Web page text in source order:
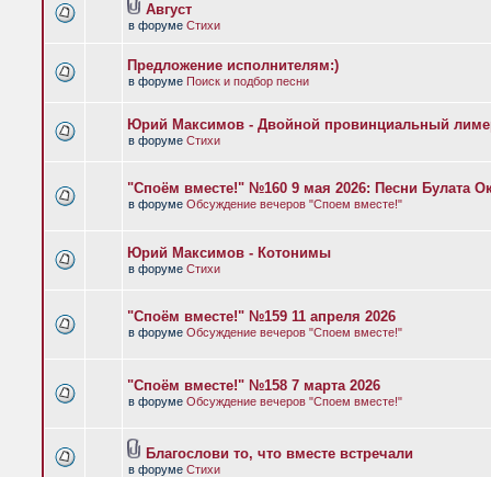
Август
в форуме Стихи
Предложение исполнителям:)
в форуме Поиск и подбор песни
Юрий Максимов - Двойной провинциальный
в форуме Стихи
"Споём вместе!" №160 9 мая 2026: Песни Булата
в форуме Обсуждение вечеров "Споем вместе!"
Юрий Максимов - Котонимы
в форуме Стихи
"Споём вместе!" №159 11 апреля 2026
в форуме Обсуждение вечеров "Споем вместе!"
"Споём вместе!" №158 7 марта 2026
в форуме Обсуждение вечеров "Споем вместе!"
Благослови то, что вместе встречали
в форуме Стихи